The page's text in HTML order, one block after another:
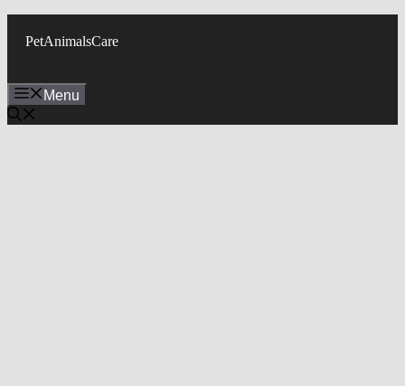
PetAnimalsCare
Menu